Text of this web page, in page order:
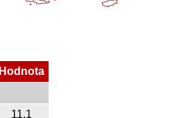
Hodnota
11,1